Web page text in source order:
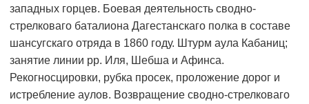
западных горцев. Боевая деятельность сводно-
стрелковаго баталиона Дагестанскаго полка в составе
шансугскаго отряда в 1860 году. Штурм аула Кабаниц;
занятие линии рр. Иля, Шебша и Афинса.
Рекогносцировки, рубка просек, проложение дорог и
истребление аулов. Возвращение сводно-стрелковаго